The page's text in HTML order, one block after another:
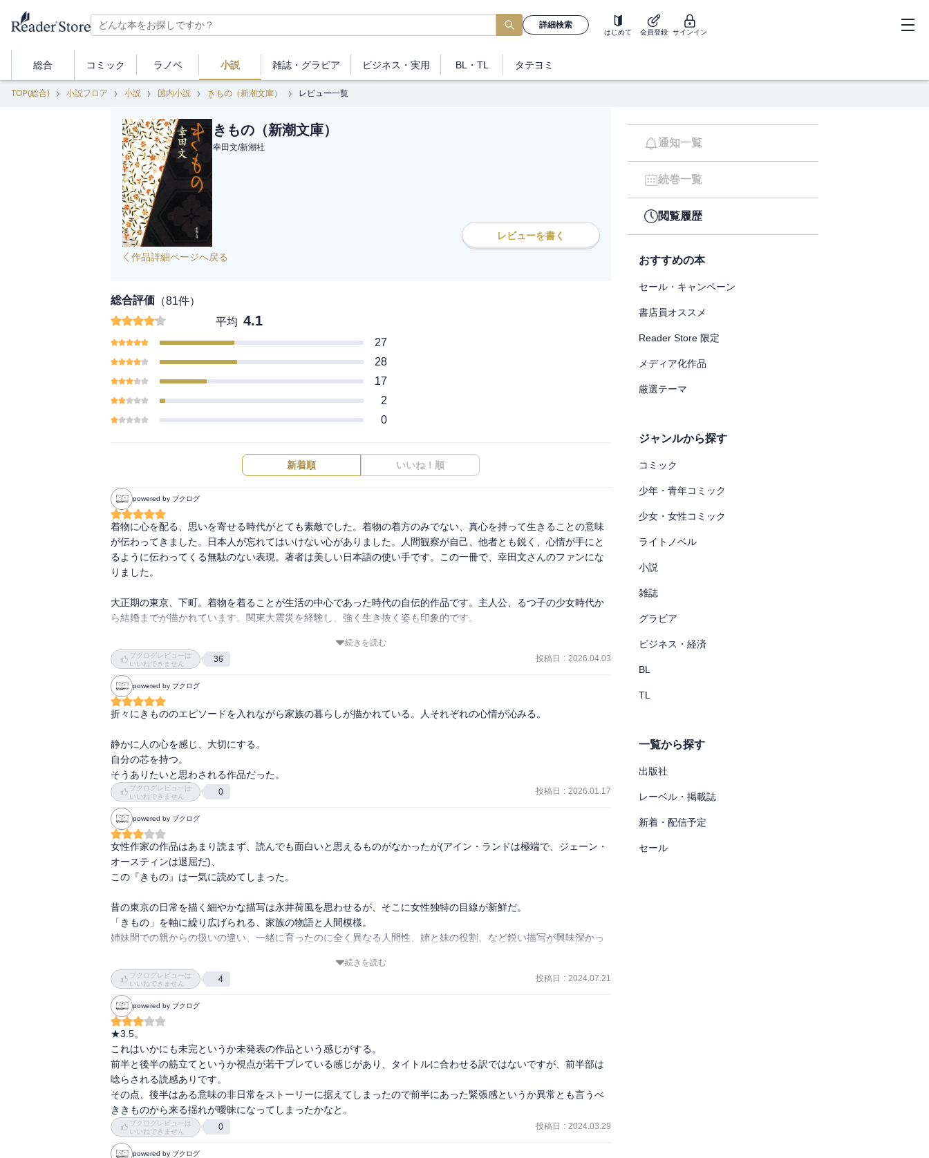
詳細検索
はじめて 会員登録 サインイン
総合 コミック ラノベ 小説 雑誌・ グラビア ビジネス ・実用 BL・TL タテヨミ
TOP(総合) 小説フロア 小説 国内小説 きもの（新潮文庫） レビュー一覧
きもの（新潮文庫）
幸田文/新潮社
レビューを書く
作品詳細ページへ戻る
総合評価 （81件）
平均 4.1
27
28
17
2
0
新着順 いいね！順
powered by ブクログ
着物に心を配る、思いを寄せる時代がとても素敵でした。着物の着方のみでない、真心を持って生きることの意味
が伝わってきました。日本人が忘れてはいけない心がありました。人間観察が自己、他者とも鋭く、心情が手にと
るように伝わってくる無駄のない表現。著者は美しい日本語の使い手です。この一冊で、幸田文さんのファンにな
りました。
大正期の東京、下町。着物を着ることが生活の中心であった時代の自伝的作品です。主人公、るつ子の少女時代か
ら結婚までが描かれています。関東大震災を経験し、強く生き抜く姿も印象的です。
るつ子は、感受性が強く真っ正直、思いやりがあり負けん気に強いところもあります。読んでいて、とても好きに
なりました。
るつ子は祖母から着物のことのみならず、着物を通して人としての生き方を学びます。私自身、学ぶことが多かっ
たです。“脱ぎ着にも美しさがある”なんて、ハッとさせられました。
るつ子の母が亡くなる場面、もう涙が溢れてしまって...。るつ子は三姉妹の中で、母に疎んじられていたものの、
一番の母思いでした。皮肉なものです。
初潮のこと、生理の不快感、初めて電車で痴漢にあったこと、結婚相手を決めるときの心の揺れ.....
るつ子が少女から大人になっていく過程の心理描写は、共感するところが多かったです。自分も色々思い出してし
まいました。
着物の着方を祖母から伝授してもらう場面では、
“聞いておぼえると同時に、からだでおぼえてしまうと役に立つ”
“着物は紐二本で着るもの”
そしてもう一つ、
“からだはいつのまにか苦労なく一人前になるが、中身が大人になるには苦労がいる”
続きを読む
ブクログレビューは
いいねできません
36 投稿日 : 2026.04.03
powered by ブクログ
折々にきもののエピソードを入れながら家族の暮らしが描かれている。人それぞれの心情が沁みる。
静かに人の心を感じ、大切にする。
自分の芯を持つ。
そうありたいと思わされる作品だった。
ブクログレビューは
いいねできません
0 投稿日 : 2026.01.17
powered by ブクログ
女性作家の作品はあまり読まず、読んでも面白いと思えるものがなかったが(アイン・ランドは極端で、ジェーン・
オースティンは退屈だ)、
この『きもの』は一気に読めてしまった。
昔の東京の日常を描く細やかな描写は永井荷風を思わせるが、そこに女性独特の目線が新鮮だ。
「きもの」を軸に繰り広げられる、家族の物語と人間模様。
姉妹間での親からの扱いの違い、一緒に育ったのに全く異なる人間性、姉と妹の役割、など鋭い描写が興味深かっ
主人公の三女・るつ子は、着物の見た目よりも着ごこちにこだわる。
見栄を張る長女や流行を追いかける次女の承認欲求に比較して、自分の価値観を確立したるつ子の感覚は、一歩も
二歩も進んで洗練されている。
「振袖も見ざめ興ざめのくる時があるし、餓えるように木綿絣がほしくなる時もあるものかと思います。着物も外
国にいると、日本とは逆になるようです。」
ロンドンへ行った裕福な友人のゆう子は、海外の生活に刺激され、高価な絹の着物に飾られるよりも、実用的な綿
絣を着て自分の力で人生を切り開きたいと願っている。
ファッションの歴史は、女性の解放の歴史なのだ。
わずか100年ほど前に、衣類がどれほど貴重であったかが感じられた。
裕福な家庭でも、新品からお下がりへ、よそ行きから普段着へと、使い回して大切にする。
続きを読む
ブクログレビューは
いいねできません
4 投稿日 : 2024.07.21
powered by ブクログ
★3.5。
これはいかにも未完というか未発表の作品という感じがする。
前半と後半の筋立てというか視点が若干ブレている感じがあり、タイトルに合わせる訳ではないですが、前半部は
唸らされる読感ありです。
その点、後半はある意味の非日常をストーリーに据えてしまったので前半にあった緊張感というか異常とも言うべ
ききものから来る揺れが曖昧になってしまったかなと。
ブクログレビューは
いいねできません
0 投稿日 : 2024.03.29
powered by ブクログ
通知一覧
続巻一覧
閲覧履歴
おすすめの本
セール・キャンペーン
書店員オススメ
Reader Store 限定
メディア化作品
厳選テーマ
ジャンルから探す
コミック
少年・青年コミック
少女・女性コミック
ライトノベル
小説
雑誌
グラビア
ビジネス・経済
BL
TL
一覧から探す
出版社
レーベル・掲載誌
新着・配信予定
セール